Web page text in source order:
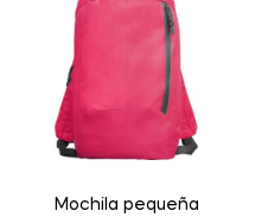
Mochila pequeña